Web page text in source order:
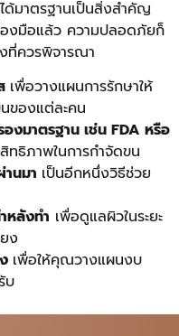
ด้มาตรฐานเป็นสิ่งสำคัญ
องมือแล้ว ความปลอดภัยก็
ที่ควรพิจารณา
เพื่อวางแผนการรักษาให้
ของแต่ละคน
องมาตรฐาน เช่น FDA หรือ
ทธิภาพในการกำจัดขน
นมา เป็นอีกหนึ่งวิธีช่วย
หลังทำ เพื่อดูแลผิวในระยะ
ง
เพื่อให้คุณวางแผนงบ
บ